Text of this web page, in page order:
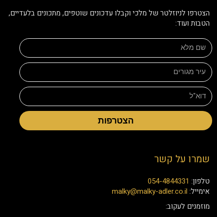
הצטרפו לניוזלטר של מלכי וקבלו עדכונים שוטפים, מתכונים בלעדיים,
הטבות ועוד:
הצטרפות
שמרו על קשר
טלפון: 054-4844331
אימייל: malky@malky-adler.co.il
מוזמנים לעקוב: